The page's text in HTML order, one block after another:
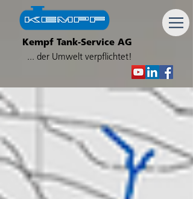
Kempf Tank-Service AG
... der Umwelt verpflichtet!